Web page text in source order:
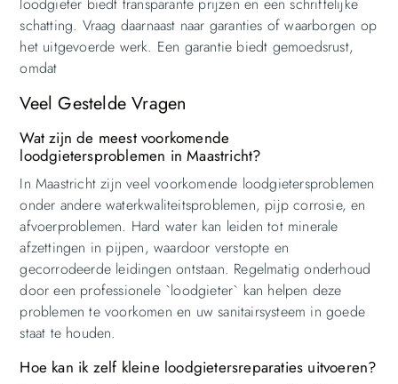
loodgieter biedt transparante prijzen en een schriftelijke
schatting. Vraag daarnaast naar garanties of waarborgen op
het uitgevoerde werk. Een garantie biedt gemoedsrust,
omdat
Veel Gestelde Vragen
Wat zijn de meest voorkomende
loodgietersproblemen in Maastricht?
In Maastricht zijn veel voorkomende loodgietersproblemen
onder andere waterkwaliteitsproblemen, pijp corrosie, en
afvoerproblemen. Hard water kan leiden tot minerale
afzettingen in pijpen, waardoor verstopte en
gecorrodeerde leidingen ontstaan. Regelmatig onderhoud
door een professionele `loodgieter` kan helpen deze
problemen te voorkomen en uw sanitairsysteem in goede
staat te houden.
Hoe kan ik zelf kleine loodgietersreparaties uitvoeren?